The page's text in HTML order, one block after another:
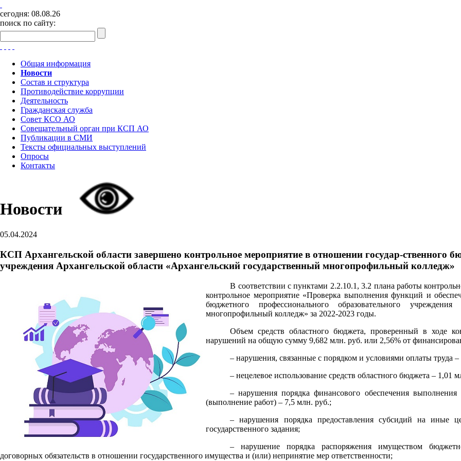
сегодня: 08.08.26
поиск по сайту:
Общая информация
Новости
Состав и структура
Противодействие коррупции
Деятельность
Гражданская служба
Совет КСО АО
Совещательный орган при КСП АО
Публикации в СМИ
Тексты официальных выступлений
Опросы
Контакты
Новости
05.04.2024
КСП Архангельской области завершено контрольное мероприятие в отношении государ-ственного
учреждения Архангельской области «Архангельский государственный многопрофильный колледж»
В соответствии с пунктами 2.2.10.1, 3.2 плана работы
контрольное мероприятие «Проверка выполнения функций и
бюджетного профессионального образовательного
многопрофильный колледж» за 2022-2023 годы.
Объем средств областного бюджета, проверенный в ходе
нарушений на общую сумму 9,682 млн. руб. или 2,56% от
– нарушения, связанные с порядком и условиями оплаты труда
– нецелевое использование средств областного бюджета – 1,01
– нарушения порядка финансового обеспечения выполнения
(выполнение работ) – 7,5 млн. руб.;
– нарушения порядка предоставления субсидий на иные
государственного задания;
– нарушение порядка распоряжения имуществом
договорных обязательств в отношении государственного имущества и (или) непринятие мер ответственности;